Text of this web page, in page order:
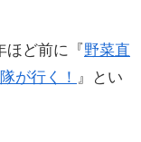
ほど前に『 野菜直
が行く！ 』とい